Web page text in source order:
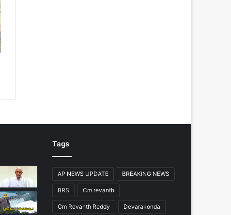
Tags
AP NEWS UPDATE BREAKING NEWS
BRS Cm revanth
Cm Revanth Reddy Devarakonda